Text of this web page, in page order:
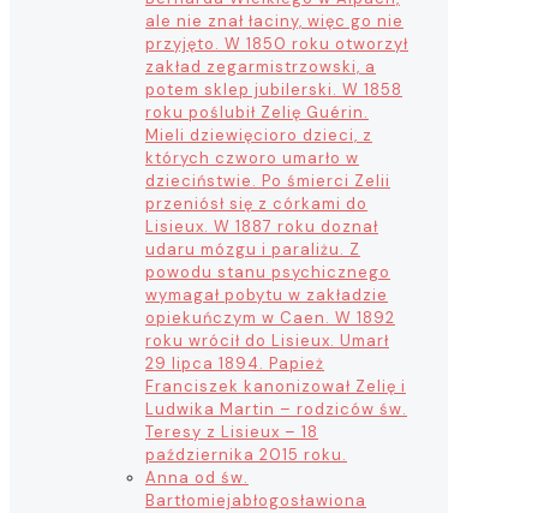
ale nie znał łaciny, więc go nie
przyjęto. W 1850 roku otworzył
zakład zegarmistrzowski, a
potem sklep jubilerski. W 1858
roku poślubił Zelię Guérin.
Mieli dziewięcioro dzieci, z
których czworo umarło w
dzieciństwie. Po śmierci Zelii
przeniósł się z córkami do
Lisieux. W 1887 roku doznał
udaru mózgu i paraliżu. Z
powodu stanu psychicznego
wymagał pobytu w zakładzie
opiekuńczym w Caen. W 1892
roku wrócił do Lisieux. Umarł
29 lipca 1894. Papież
Franciszek kanonizował Zelię i
Ludwika Martin – rodziców św.
Teresy z Lisieux – 18
października 2015 roku.
Anna od św.
Bartłomiejabłogosławiona